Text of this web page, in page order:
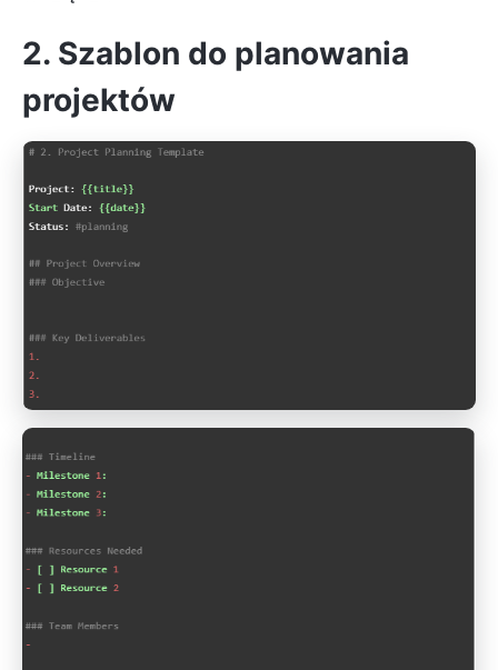
2. Szablon do planowania
projektów